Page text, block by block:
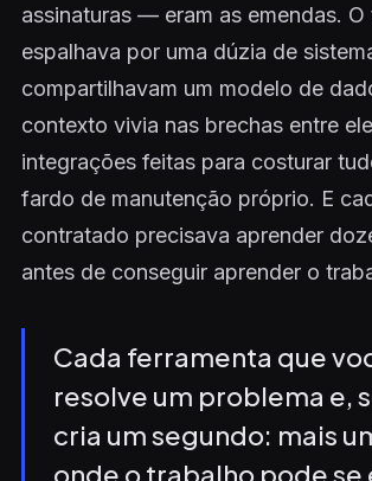
assinaturas — eram as emendas. O
espalhava por uma dúzia de
compartilhavam um modelo de
contexto vivia nas brechas entre
integrações feitas para costurar
fardo de manutenção próprio. E
contratado precisava aprender
antes de conseguir aprender o
Cada ferramenta que
resolve um problema e,
cria um segundo: mais
onde o trabalho pode se